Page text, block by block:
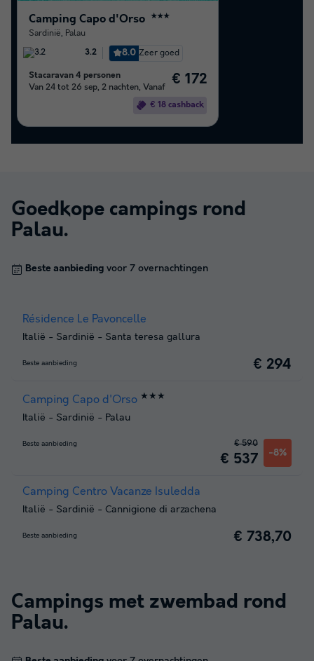
Camping Capo d'Orso ★★★
Sardinië, Palau
3.2 8.0 Zeer goed
Stacaravan 4 personen
Van 24 tot 26 sep, 2 nachten, Vanaf
€ 172
€ 18 cashback
Goedkope campings rond
Palau.
Beste aanbieding voor 7 overnachtingen
Résidence Le Pavoncelle
Italië - Sardinië - Santa teresa gallura
Beste aanbieding € 294
Camping Capo d'Orso ★★★
Italië - Sardinië - Palau
Beste aanbieding
€ 537 -8%
€ 590
Camping Centro Vacanze Isuledda
Italië - Sardinië - Cannigione di arzachena
Beste aanbieding € 738,70
Campings met zwembad rond
Palau.